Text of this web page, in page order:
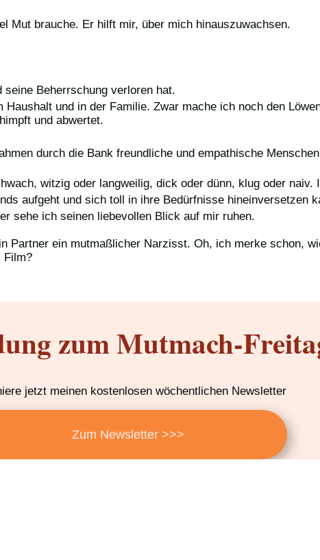
Mut brauche. Er hilft mir, über mich hinauszuwachsen.
Beherrschung verloren hat.
und in der Familie. Zwar mache ich noch den
und abwertet.
durch die Bank freundliche und empathische
witzig oder langweilig, dick oder dünn, klug oder naiv.
aufgeht und sich toll in ihre Bedürfnisse hineinversetzen
sehe ich seinen liebevollen Blick auf mir ruhen.
Partner ein mutmaßlicher Narzisst. Oh, ich merke schon,
Film?
zum Mutmach-
jetzt meinen kostenlosen wöchentlichen Newsletter
Zum Newsletter >>>